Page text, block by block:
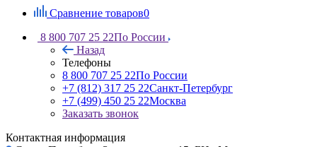
Сравнение товаров0
8 800 707 25 22По России
Назад
Телефоны
8 800 707 25 22По России
+7 (812) 317 25 22Санкт-Петербург
+7 (499) 450 25 22Москва
Заказать звонок
Контактная информация